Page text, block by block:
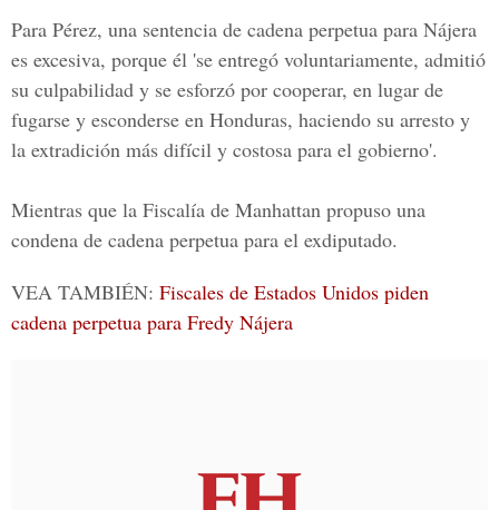
Para Pérez, una sentencia de cadena perpetua para Nájera
es excesiva, porque él 'se entregó voluntariamente, admitió
su culpabilidad y se esforzó por cooperar, en lugar de
fugarse y esconderse en Honduras, haciendo su arresto y
la extradición más difícil y costosa para el gobierno'.
Mientras que la Fiscalía de Manhattan propuso una
condena de cadena perpetua para el exdiputado.
VEA TAMBIÉN: Fiscales de Estados Unidos piden
cadena perpetua para Fredy Nájera